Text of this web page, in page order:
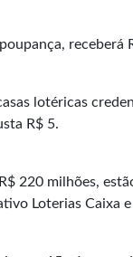
receberá
lotéricas
R$ 5.
220 milhões,
Loterias Caixa